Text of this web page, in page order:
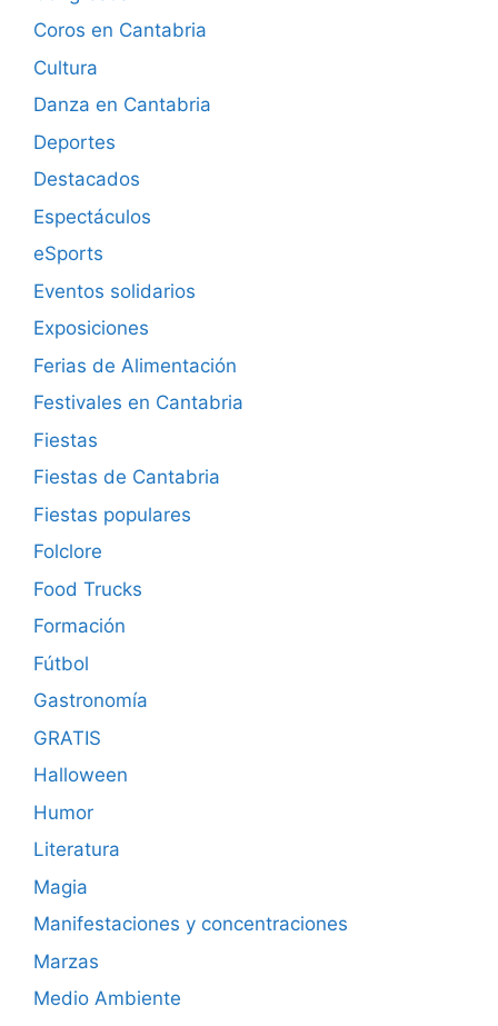
Coros en Cantabria
Cultura
Danza en Cantabria
Deportes
Destacados
Espectáculos
eSports
Eventos solidarios
Exposiciones
Ferias de Alimentación
Festivales en Cantabria
Fiestas
Fiestas de Cantabria
Fiestas populares
Folclore
Food Trucks
Formación
Fútbol
Gastronomía
GRATIS
Halloween
Humor
Literatura
Magia
Manifestaciones y concentraciones
Marzas
Medio Ambiente